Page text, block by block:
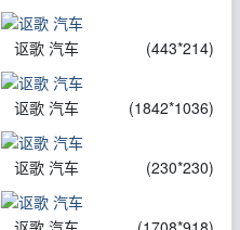
讴歌 汽车 (443*214)
讴歌 汽车 (1842*1036)
讴歌 汽车 (230*230)